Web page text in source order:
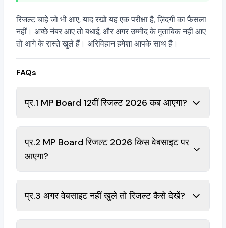
रिजल्ट चाहे जो भी आए, याद रखो यह एक परीक्षा है, ज़िंदगी का फैसला
नहीं। अच्छे नंबर आए तो बधाई, और अगर उम्मीद के मुताबिक नहीं आए
तो आगे के रास्ते खुले हैं। अरिविहान हमेशा आपके साथ है।
FAQs
प्र.1 MP Board 12वीं रिजल्ट 2026 कब आएगा?
प्र.2 MP Board रिजल्ट 2026 किस वेबसाइट पर
आएगा?
प्र.3 अगर वेबसाइट नहीं खुले तो रिजल्ट कैसे देखें?